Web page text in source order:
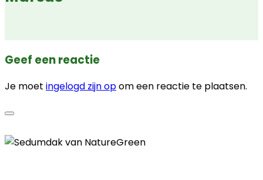
Geef een reactie
Je moet ingelogd zijn opom een reactie te plaatsen.